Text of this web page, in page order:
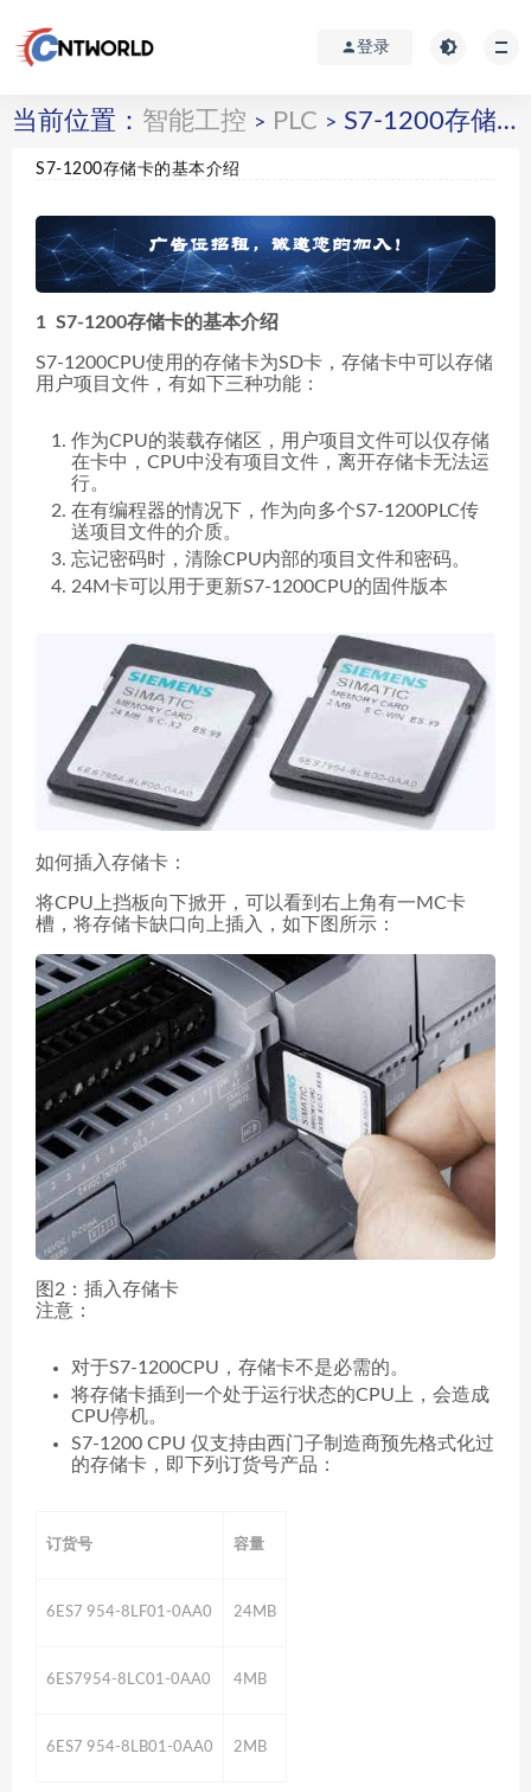
登录
当前位置： 智能工控 > PLC > S7-1200存储卡的基本介绍
S7-1200存储卡的基本介绍
1 S7-1200存储卡的基本介绍
S7-1200CPU使用的存储卡为SD卡，存储卡中可以存储
用户项目文件，有如下三种功能：
作为CPU的装载存储区，用户项目文件可以仅存储
在卡中，CPU中没有项目文件，离开存储卡无法运
行。
在有编程器的情况下，作为向多个S7-1200PLC传
送项目文件的介质。
忘记密码时，清除CPU内部的项目文件和密码。
24M卡可以用于更新S7-1200CPU的固件版本
如何插入存储卡：
将CPU上挡板向下掀开，可以看到右上角有一MC卡
槽，将存储卡缺口向上插入，如下图所示：
图2：插入存储卡
注意：
对于S7-1200CPU，存储卡不是必需的。
将存储卡插到一个处于运行状态的CPU上，会造成
CPU停机。
S7-1200 CPU 仅支持由西门子制造商预先格式化过
的存储卡，即下列订货号产品：
订货号 容量
6ES7 954-8LF01-0AA0 24MB
6ES7954-8LC01-0AA0 4MB
6ES7 954-8LB01-0AA0 2MB